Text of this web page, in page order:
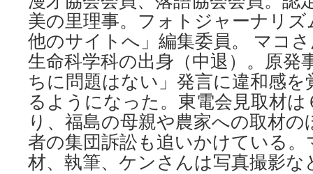
美の里理事。フォトジャーナリズ
他のサイトへ」編集委員。 マコ
生命科学科の出身（中退）。原発
ちに問題はない」発言に違和感
るようになった。東電会見取材は
り、福島の母親や農家への取材
者の集団訴訟も追いかけている
材、執筆、ケンさんは写真撮影